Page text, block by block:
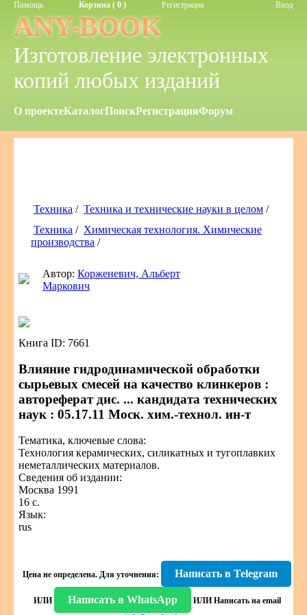
Помощь Корзина ( 0 ) Регистрация Вход
ANY-BOOK
Изготовление электронных
копий любых изданий
О проектеКаталогПоискРегистрацияФорум
Техника / Техника и технические науки в целом /
Техника / Химическая технология. Химические
производства /
Автор: Корженевич, Альберт
Маркович
Книга ID: 7661
Влияние гидродинамической обработки
сырьевых смесей на качество клинкеров :
автореферат дис. ... кандидата технических
наук : 05.17.11 Моск. хим.-технол. ин-т
Тематика, ключевые слова:
Технология керамических, силикатных и тугоплавких
неметаллических материалов.
Сведения об издании:
Москва 1991
16 с.
Язык:
rus
Цена не определена. Для уточнения: Написать в Telegram
ИЛИ Написать в WhatsApp ИЛИ Написать на email